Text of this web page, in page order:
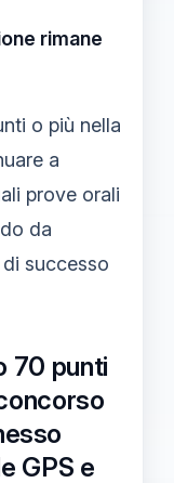
rimane
o più nella
a
prove orali
da
successo
70 punti
GPS e